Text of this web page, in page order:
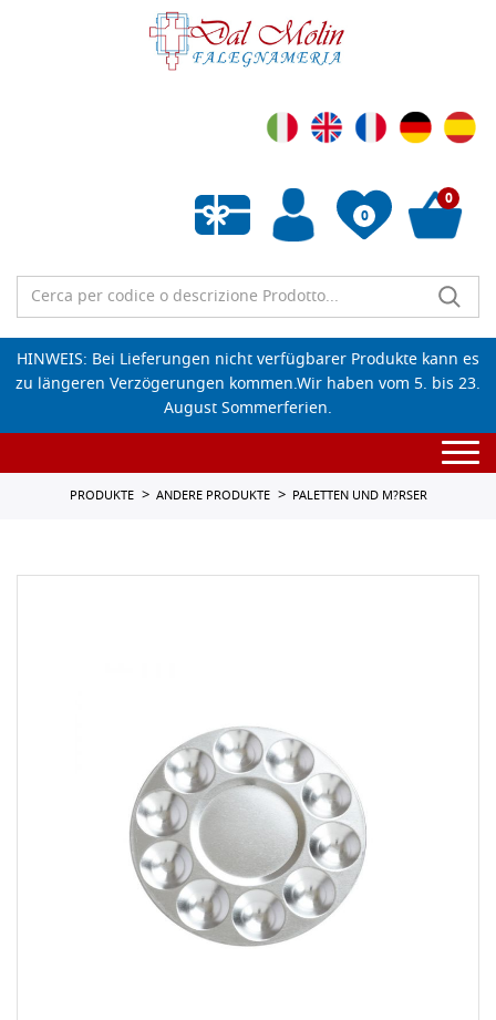
0
Wunschliste leeren
0
HINWEIS: Bei Lieferungen nicht verfügbarer Produkte kann es
zu längeren Verzögerungen kommen.Wir haben vom 5. bis 23.
August Sommerferien.
PRODUKTE ANDERE PRODUKTE PALETTEN UND M?RSER